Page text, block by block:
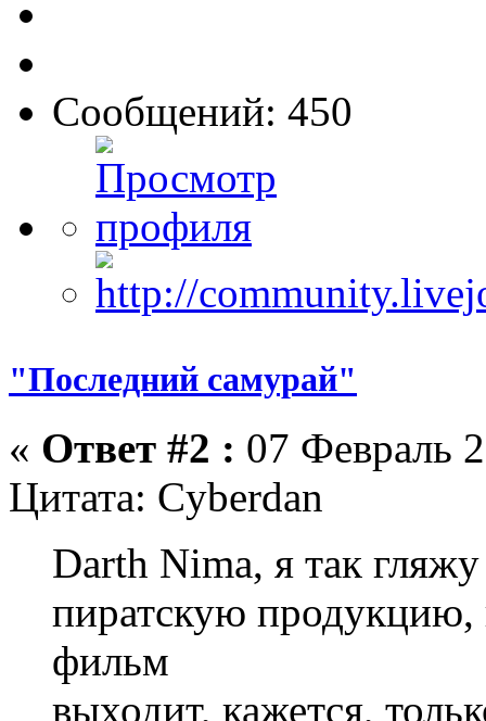
Сообщений: 450
"Последний самурай"
« Ответ #2 : 07 Февраль
Цитата: Cyberdan
Darth Nima, я так
пиратскую продукцию,
фильм
выходит, кажется,